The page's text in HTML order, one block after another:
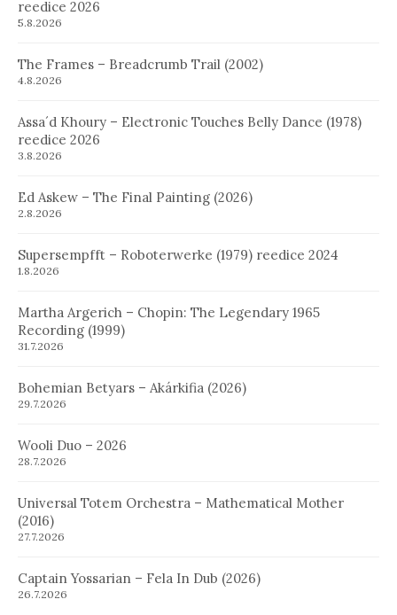
reedice 2026
5.8.2026
The Frames – Breadcrumb Trail (2002)
4.8.2026
Assa´d Khoury – Electronic Touches Belly Dance (1978)
reedice 2026
3.8.2026
Ed Askew – The Final Painting (2026)
2.8.2026
Supersempfft – Roboterwerke (1979) reedice 2024
1.8.2026
Martha Argerich – Chopin: The Legendary 1965
Recording (1999)
31.7.2026
Bohemian Betyars – Akárkifia (2026)
29.7.2026
Wooli Duo – 2026
28.7.2026
Universal Totem Orchestra – Mathematical Mother
(2016)
27.7.2026
Captain Yossarian – Fela In Dub (2026)
26.7.2026